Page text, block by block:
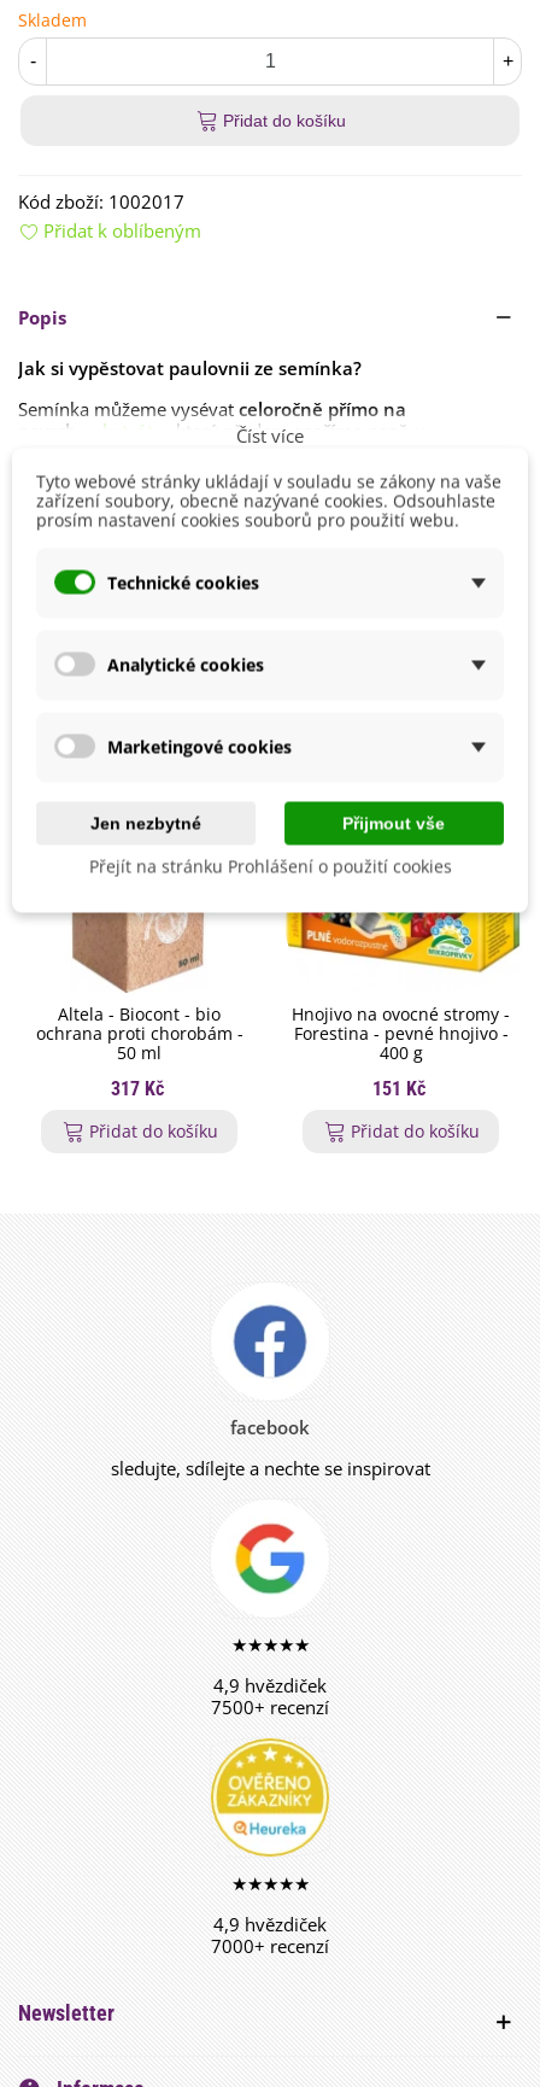
Skladem
- +
Přidat do košíku
Kód zboží: 1002017
Přidat k oblíbeným
Popis
Jak si vypěstovat paulovnii ze semínka?
Semínka můžeme vysévat celoročně přímo na
povrch
substrátu , který předemspaříme
např. v
Doporučujeme každé semínko vložitdo
samostatnéhokvětináče.
Stanoviště volíme
slunečné s kyprou půdou s dostatkem
Ačkoli je rostlina
Číst více
Detaily produktu
Výrobce
Mohlo by se také hodit
Altela - Biocont - bio
ochrana proti chorobám -
50 ml
317 Kč
Přidat do košíku
Hnojivo na ovocné stromy -
Forestina - pevné hnojivo -
400 g
151 Kč
Přidat do košíku
facebook
sledujte, sdílejte a nechte se inspirovat
★★★★★
4,9 hvězdiček
7500+ recenzí
★★★★★
4,9 hvězdiček
7000+ recenzí
Newsletter
Tyto webové stránky ukládají v souladu se zákony na vaše
zařízení soubory, obecně nazývané cookies. Odsouhlaste
prosím nastavení cookies souborů pro použití webu.
Technické cookies
Analytické cookies
Marketingové cookies
Jen nezbytné Přijmout vše
Přejít na stránku Prohlášení o použití cookies